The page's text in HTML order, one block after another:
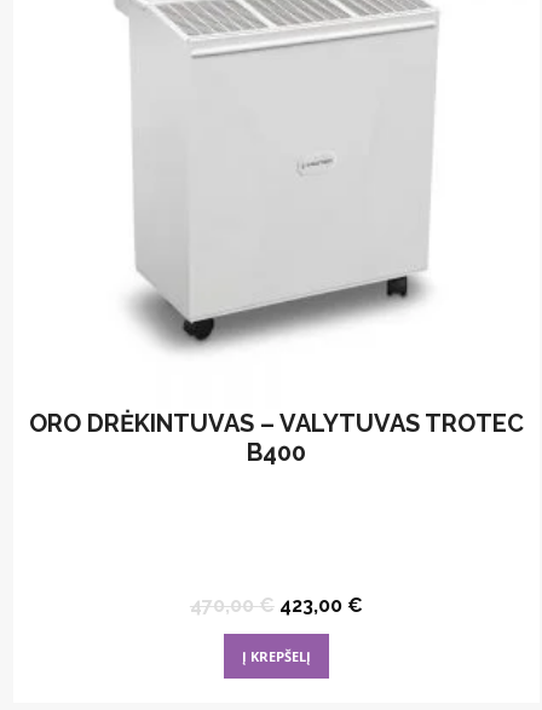
ORO DRĖKINTUVAS – VALYTUVAS TROTEC
B400
470,00€ Original
price
470,00 €.
423,00 €Current
Į KREPŠELĮ